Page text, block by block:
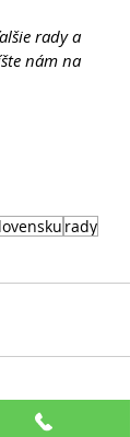
rady a
nám na
rady